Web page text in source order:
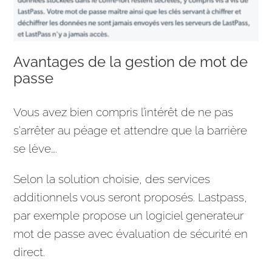
Avantages de la gestion de mot de
passe
Vous avez bien compris l’intérêt de ne pas
s‘arrêter au péage et attendre que la barrière
se lève….
Selon la solution choisie, des services
additionnels vous seront proposés. Lastpass,
par exemple propose un logiciel generateur
mot de passe avec évaluation de sécurité en
direct.